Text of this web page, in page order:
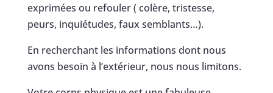
exprimées ou refouler ( colère, tristesse,
peurs, inquiétudes, faux semblants…).
En recherchant les informations dont nous
avons besoin à l’extérieur, nous nous limitons.